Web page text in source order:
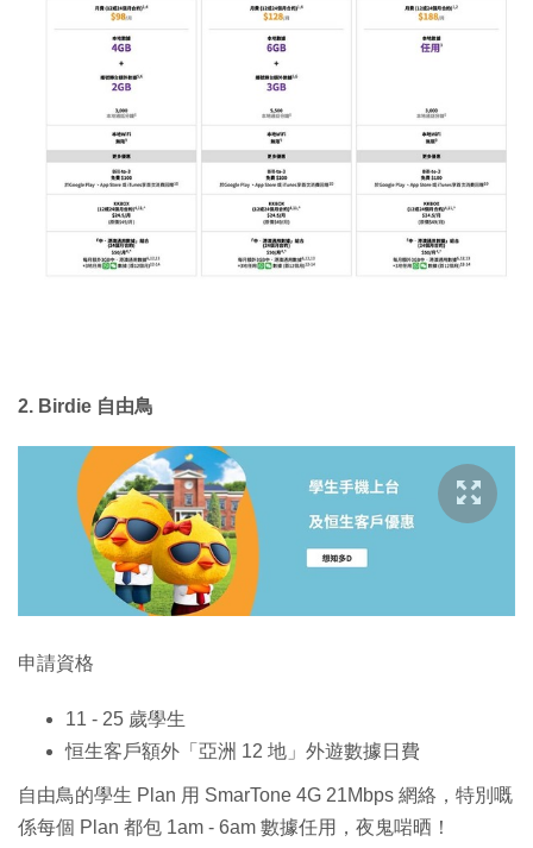
2. Birdie 自由鳥
申請資格
11 - 25 歲學生
恒生客戶額外「亞洲 12 地」外遊數據日費
自由鳥的學生 Plan 用 SmarTone 4G 21Mbps 網絡，特別嘅
係每個 Plan 都包 1am - 6am 數據任用，夜鬼啱晒！